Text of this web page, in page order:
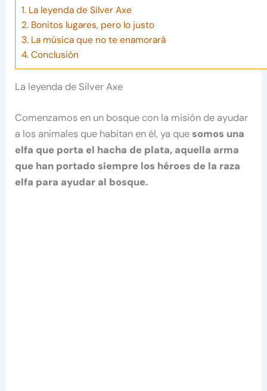
1. La leyenda de Silver Axe
2. Bonitos lugares, pero lo justo
3. La música que no te enamorará
4. Conclusión
La leyenda de Silver Axe
Comenzamos en un bosque con la misión de ayudar
a los animales que habitan en él, ya quesomos una
elfa que porta el hacha de plata, aquella arma
que han portado siempre los héroes de la raza
elfa para ayudar al bosque.